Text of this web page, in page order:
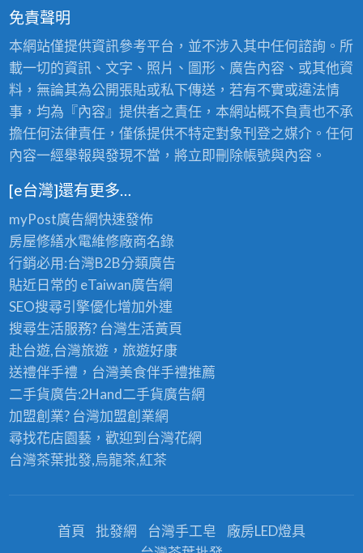
免責聲明
本網站僅提供資訊參考平台，並不涉入其中任何諮詢。所
載一切的資訊、文字、照片、圖形、廣告內容、或其他資
料，無論其為公開張貼或私下傳送，若有不實或違法情
事，均為『內容』提供者之責任，本網站概不負責也不承
擔任何法律責任，僅係提供不特定對象刊登之媒介。任何
內容一經舉報與發現不當，將立即刪除帳號與內容。
[e台灣]還有更多…
myPost廣告網快速發佈
房屋修繕水電維修廠商名錄
行銷必用:台灣B2B分類廣告
貼近日常的 eTaiwan廣告網
SEO搜尋引擎優化增加外連
搜尋生活服務? 台灣生活黃頁
赴台遊,台灣旅遊，旅遊好康
送禮伴手禮，台灣美食伴手禮推薦
二手貨廣告:2Hand二手貨廣告網
加盟創業? 台灣加盟創業網
尋找花店園藝，歡迎到 台灣花網
台灣茶葉批發,烏龍茶,紅茶
首頁 批發網 台灣手工皂
廠房LED燈具